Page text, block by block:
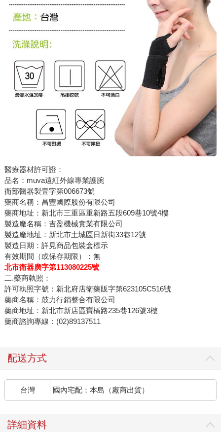
醫療器材許可證：
品名：muva遠紅外線專業護腕
衛部醫器製壹字第006673號
藥商名稱：昌豐國際股份有限公司
藥商地址：新北市三重區重新路五段609巷10號4樓
製造廠名稱：吉盈機械實業有限公司
製造廠地址：新北市土城區日新街33巷12號
製造日期：詳見商品包裝盒標示
有效期間（或保存期限）：無
北市衛器廣字第113080225號
二.藥商執照：
許可執照字號：新北府店衛藥販字第623105C516號
藥商名稱：鼓力行銷整合有限公司
藥商地址：新北市新店區寶橋路235巷126號3樓
藥商諮詢專線：(02)89137511
配送方式
台灣 國內宅配：本島（廠商出貨）
詳細資料